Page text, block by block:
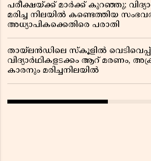
പരീക്ഷയ്ക്ക് മാർക്ക് കുറഞ്ഞു;
മരിച്ച നിലയിൽ കണ്ടെത്തിയ
അധ്യാപികക്കെതിരെ പരാതി
തായ്‌ലൻഡിലെ സ്‌കൂളിൽ
വിദ്യാർഥികളടക്കം ആറ് മരണം,
കാരനും മരിച്ചനിലയിൽ